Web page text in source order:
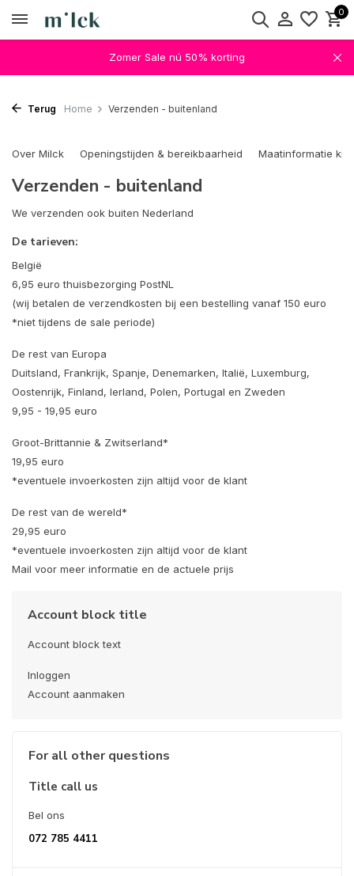
0
Zomer Sale nú 50% korting
Terug Home Verzenden - buitenland
Over Milck Openingstijden & bereikbaarheid Maatinformatie
Verzenden - buitenland
We verzenden ook buiten Nederland
De tarieven:
België
6,95 euro thuisbezorging PostNL
(wij betalen de verzendkosten bij een bestelling vanaf 150 euro
*niet tijdens de sale periode)
De rest van Europa
Duitsland, Frankrijk, Spanje, Denemarken, Italië, Luxemburg,
Oostenrijk, Finland, Ierland, Polen, Portugal en Zweden
9,95 - 19,95 euro
Groot-Brittannie & Zwitserland*
19,95 euro
*eventuele invoerkosten zijn altijd voor de klant
De rest van de wereld*
29,95 euro
*eventuele invoerkosten zijn altijd voor de klant
Mail voor meer informatie en de actuele prijs
Account block title
Account block text
Inloggen
Account aanmaken
For all other questions
Title call us
Bel ons
072 785 4411